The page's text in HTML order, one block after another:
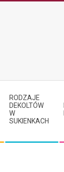
RODZAJE
DEKOLTÓW
W
SUKIENKACH